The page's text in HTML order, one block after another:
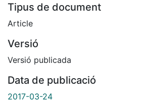
Tipus de document
Article
Versió
Versió publicada
Data de publicació
2017-03-24